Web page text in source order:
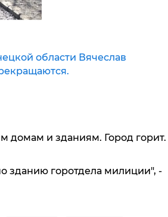
области Вячеслав
и зданиям. Город горит.
зданию горотдела милиции", -